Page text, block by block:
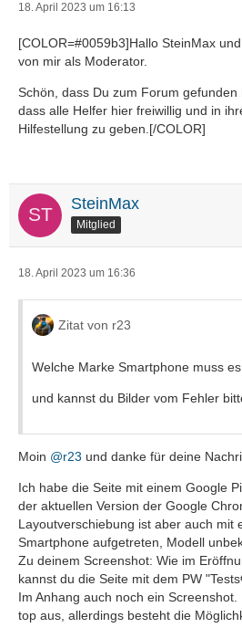
18. April 2023 um 16:13
[COLOR=#0059b3]Hallo SteinMax
von mir als Moderator.
Schön, dass Du zum Forum gefunden
dass alle Helfer hier freiwillig und in
Hilfestellung zu geben.[/COLOR]
SteinMax
Mitglied
18. April 2023 um 16:36
Zitat von r23
Welche Marke Smartphone muss
und kannst du Bilder vom Fehler
Moin @r23 und danke für deine
Ich habe die Seite mit einem Google
der aktuellen Version der Google
Layoutverschiebung ist aber auch mit
Smartphone aufgetreten, Modell
Zu deinem Screenshot: Wie im
kannst du die Seite mit dem PW
Im Anhang auch noch ein
top aus, allerdings besteht die